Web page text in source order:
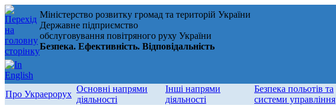
Міністерство розвитку громад та територій України
Державне підприємство
обслуговування повітряного руху України
Безпека. Ефективність. Відповідальність
Про Украерорух
Основні напрями
діяльності
Інші напрями
діяльності
Безпека польотів та
системи управління